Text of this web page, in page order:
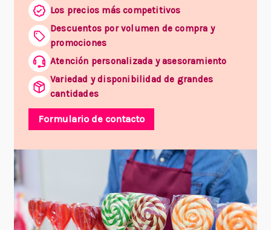
Los precios más competitivos
Descuentos por volumen de compra y
promociones
Atención personalizada y asesoramiento
Variedad y disponibilidad de grandes
cantidades
Formulario de contacto